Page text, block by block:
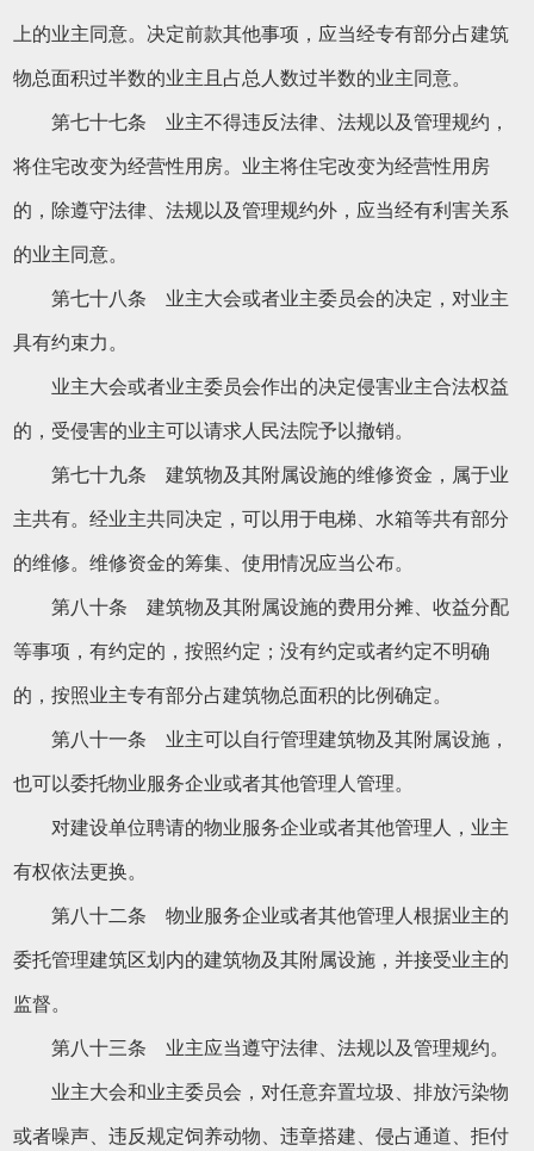
上的业主同意。决定前款其他事项，应当经专有部分占建筑
物总面积过半数的业主且占总人数过半数的业主同意。
第七十七条 业主不得违反法律、法规以及管理规约，
将住宅改变为经营性用房。业主将住宅改变为经营性用房
的，除遵守法律、法规以及管理规约外，应当经有利害关系
的业主同意。
第七十八条 业主大会或者业主委员会的决定，对业主
具有约束力。
业主大会或者业主委员会作出的决定侵害业主合法权益
的，受侵害的业主可以请求人民法院予以撤销。
第七十九条 建筑物及其附属设施的维修资金，属于业
主共有。经业主共同决定，可以用于电梯、水箱等共有部分
的维修。维修资金的筹集、使用情况应当公布。
第八十条 建筑物及其附属设施的费用分摊、收益分配
等事项，有约定的，按照约定；没有约定或者约定不明确
的，按照业主专有部分占建筑物总面积的比例确定。
第八十一条 业主可以自行管理建筑物及其附属设施，
也可以委托物业服务企业或者其他管理人管理。
对建设单位聘请的物业服务企业或者其他管理人，业主
有权依法更换。
第八十二条 物业服务企业或者其他管理人根据业主的
委托管理建筑区划内的建筑物及其附属设施，并接受业主的
监督。
第八十三条 业主应当遵守法律、法规以及管理规约。
业主大会和业主委员会，对任意弃置垃圾、排放污染物
或者噪声、违反规定饲养动物、违章搭建、侵占通道、拒付